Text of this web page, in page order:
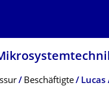
Beschäftigte Lucas